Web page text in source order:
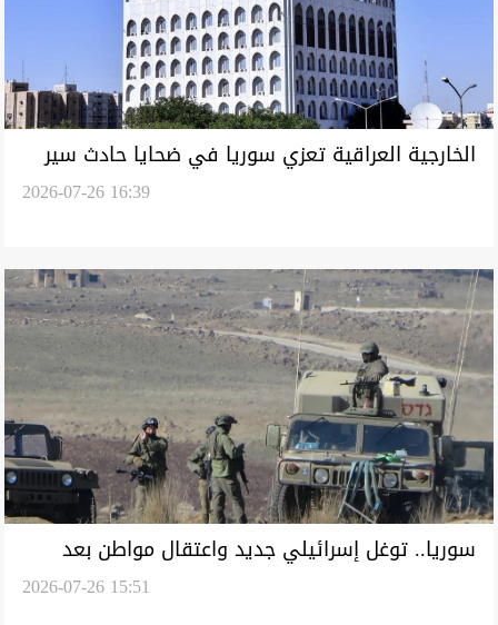
الخارجية العراقية تعزي سوريا في ضحايا حادث سير
2026-07-26 16:39
سوريا.. توغل إسرائيلي جديد واعتقال مواطن بعد
2026-07-26 15:51